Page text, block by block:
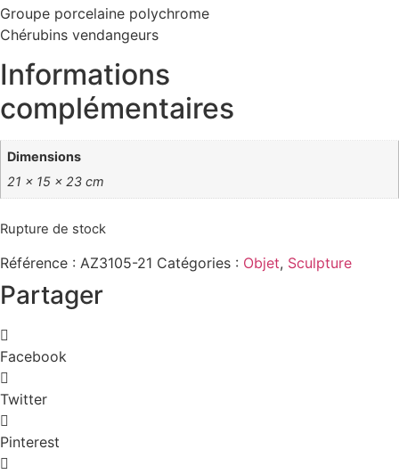
Groupe porcelaine polychrome
Chérubins vendangeurs
Informations
complémentaires
Dimensions
21 × 15 × 23 cm
Rupture de stock
Référence : AZ3105-21 Catégories : Objet, Sculpture
Partager
Facebook
Twitter
Pinterest